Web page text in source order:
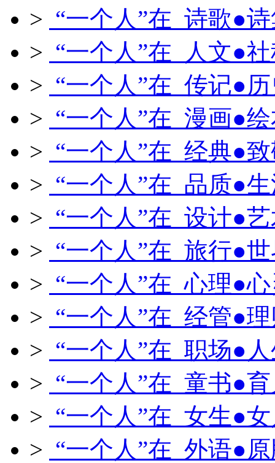
> “一个人”在 诗歌●
> “一个人”在 人文●
> “一个人”在 传记●
> “一个人”在 漫画●
> “一个人”在 经典●
> “一个人”在 品质●
> “一个人”在 设计●
> “一个人”在 旅行●
> “一个人”在 心理●
> “一个人”在 经管●
> “一个人”在 职场●
> “一个人”在 童书●
> “一个人”在 女生●
> “一个人”在 外语●